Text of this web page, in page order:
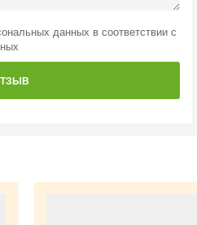
данных в соответствии с